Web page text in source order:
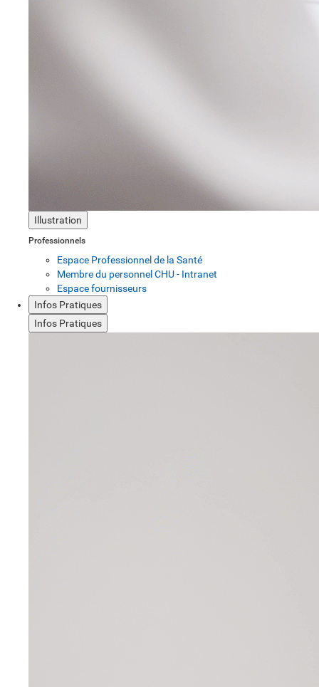
Illustration
Professionnels
Espace Professionnel de la Santé
Membre du personnel CHU - Intranet
Espace fournisseurs
Infos Pratiques
Infos Pratiques